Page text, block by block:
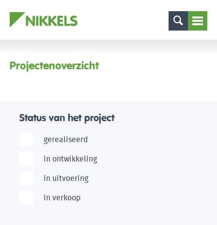
Projectenoverzicht
Status van het project
gerealiseerd
in ontwikkeling
in uitvoering
in verkoop